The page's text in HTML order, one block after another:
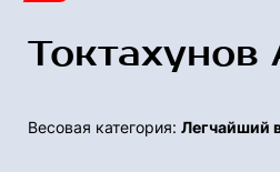
Токтахунов
Весовая категория: Легчайший